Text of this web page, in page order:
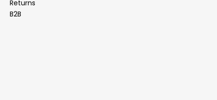
Returns
B2B